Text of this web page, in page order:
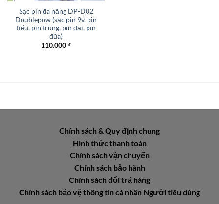
Sạc pin đa năng DP-D02
Doublepow (sạc pin 9v, pin
tiểu, pin trung, pin đại, pin
đũa)
110.000₫
Chính sách & Quy định chung
Hình thức thanh toán
Chính sách vận chuyển
Chính sách bảo hành
Chính sách đổi trả hàng
Chính sách bảo vệ thông tin cá nhân Người tiêu dùng